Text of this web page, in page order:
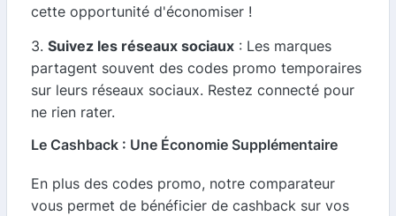
cette opportunité d'économiser !
3. Suivez les réseaux sociaux : Les marques
partagent souvent des codes promo temporaires
sur leurs réseaux sociaux. Restez connecté pour
ne rien rater.
Le Cashback : Une Économie Supplémentaire
En plus des codes promo, notre comparateur
vous permet de bénéficier de cashback sur vos